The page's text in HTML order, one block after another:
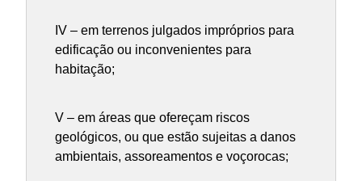
IV – em terrenos julgados impróprios para
edificação ou inconvenientes para
habitação;
V – em áreas que ofereçam riscos
geológicos, ou que estão sujeitas a danos
ambientais, assoreamentos e voçorocas;